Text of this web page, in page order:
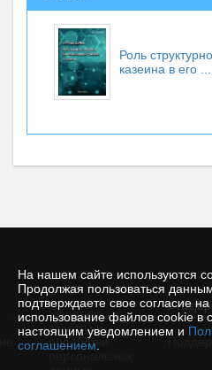
На нашем сайте используются
Продолжая пользоваться
подтверждаете свое согласие на
использование файлов cookie в
настоящим уведомлением и
соглашением
Роль
казеина в его ...
©
Политика
защиты и
обработки